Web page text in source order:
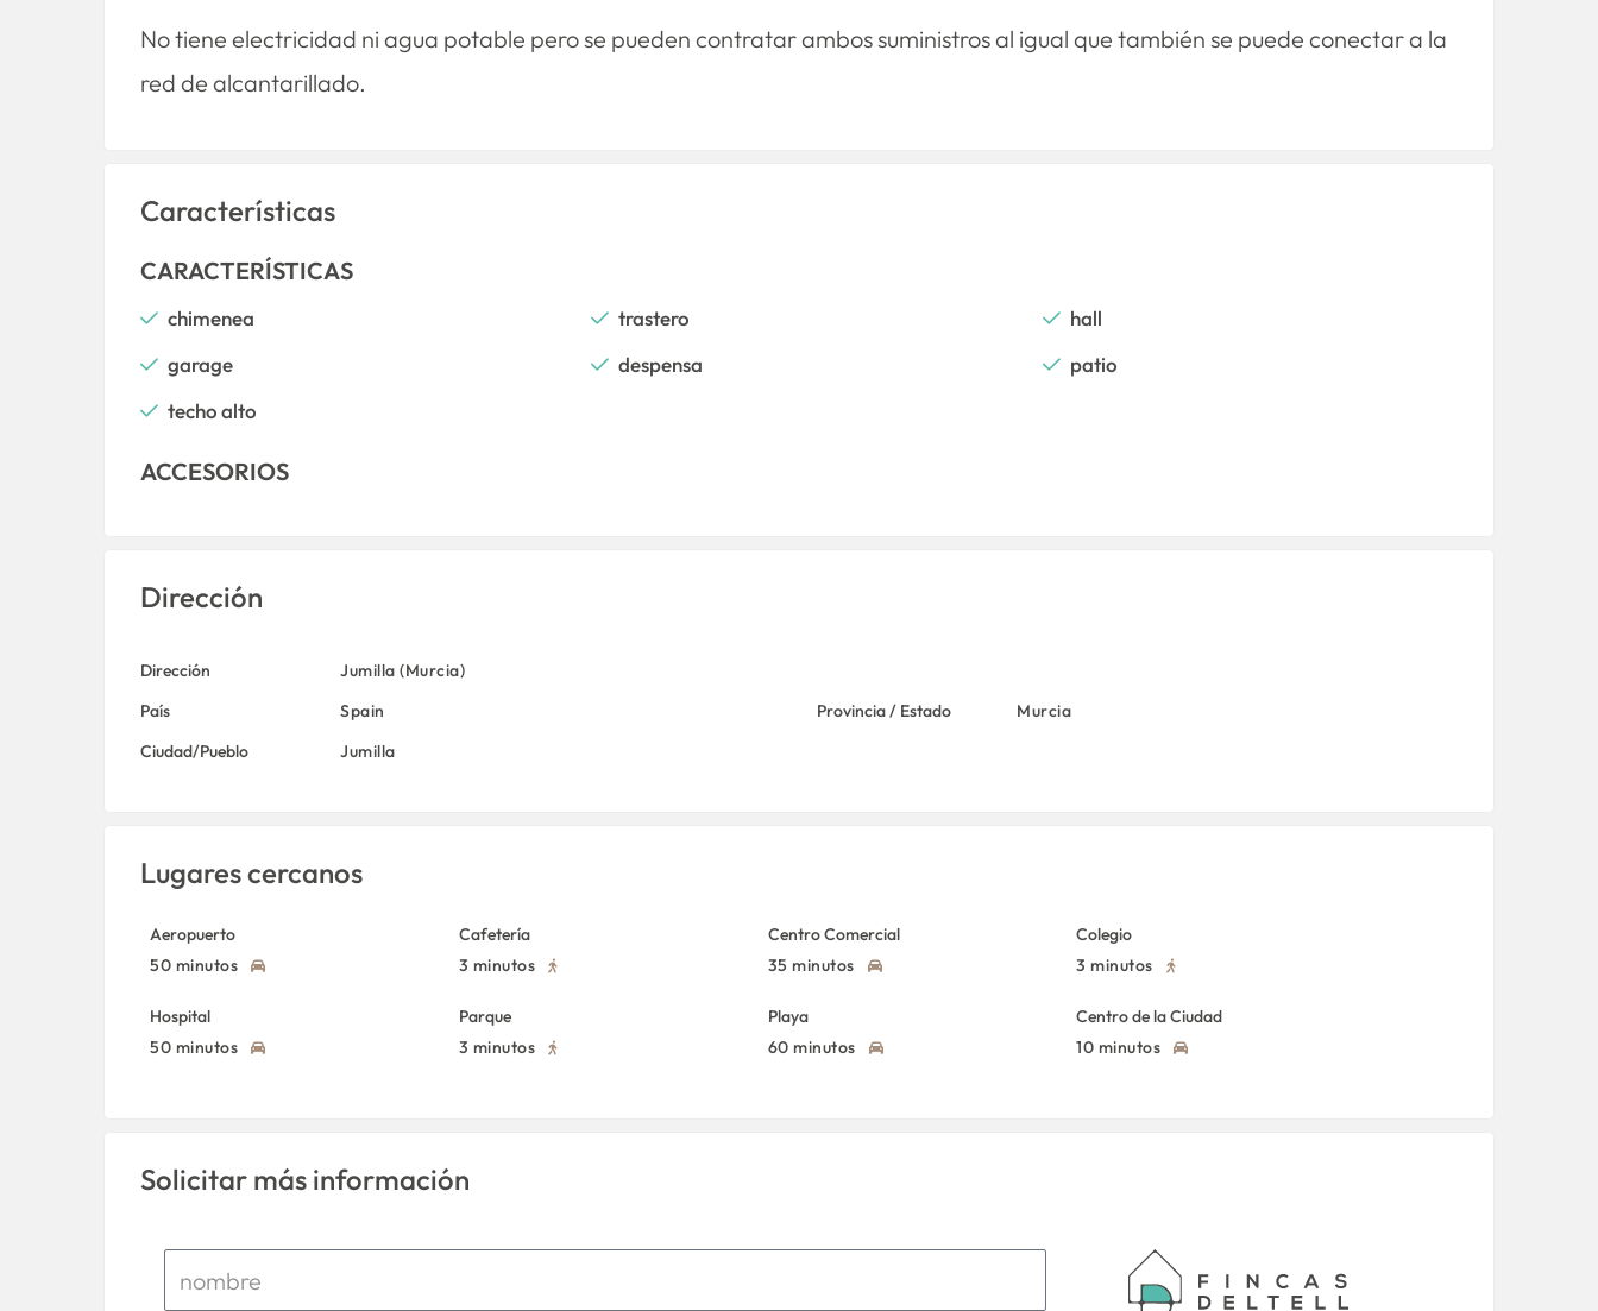
No tiene electricidad ni agua potable pero se pueden contratar ambos suministros al igual que también se puede conectar a la
red de alcantarillado.
Características
CARACTERÍSTICAS
chimenea trastero
hall
garage
despensa
patio
techo alto
ACCESORIOS
Dirección
Dirección
Jumilla (Murcia)
País
Spain Provincia / Estado
Murcia
Ciudad/Pueblo
Jumilla
Lugares cercanos
Aeropuerto
50 minutos
Cafetería
3 minutos
Centro Comercial
35 minutos
Colegio
3 minutos
Hospital
50 minutos
Parque
3 minutos
Playa
60 minutos
Centro de la Ciudad
10 minutos
Solicitar más información